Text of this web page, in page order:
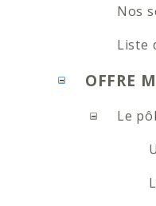
Nos
Liste
OFFRE
Le